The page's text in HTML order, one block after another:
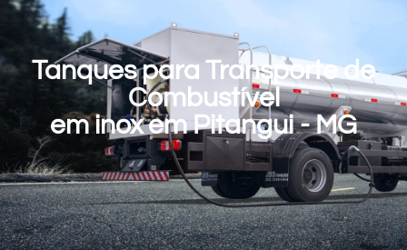
Tanques para Transporte de
Combustível
em inox em Pitangui - MG